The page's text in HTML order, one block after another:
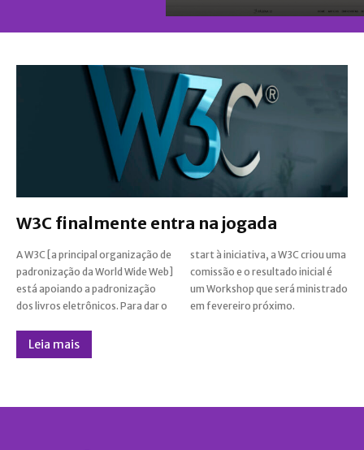
W3C finalmente entra na jogada
A W3C [a principal organização de
padronização da World Wide Web]
está apoiando a padronização
dos livros eletrônicos. Para dar o
start à iniciativa, a W3C criou uma
comissão e o resultado inicial é
um Workshop que será ministrado
em fevereiro próximo.
Leia mais